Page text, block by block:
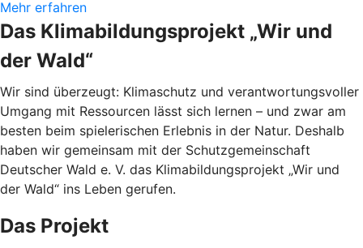
Mehr erfahren
Das Klimabildungsprojekt „Wir und
der Wald“
Wir sind überzeugt: Klimaschutz und verantwortungsvoller
Umgang mit Ressourcen lässt sich lernen – und zwar am
besten beim spielerischen Erlebnis in der Natur. Deshalb
haben wir gemeinsam mit der Schutzgemeinschaft
Deutscher Wald e. V. das Klimabildungsprojekt „Wir und
der Wald“ ins Leben gerufen.
Das Projekt